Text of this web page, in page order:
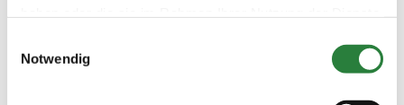
Notwendig
(n)
RPF